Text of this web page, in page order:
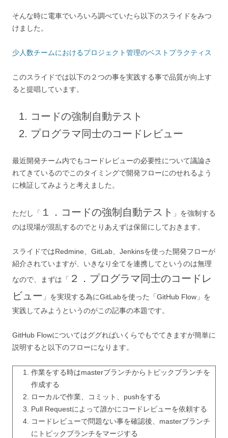
そんな時に電車でいろいろ調べていたら以下のスライドをみつ
けました。
少人数チームにおけるプロジェクト管理のベストプラクティス
このスライドでは以下の２つの事を実践する事で品質が向上す
ると提唱しています。
コードの強制自動テスト
プログラマ同士のコードレビュー
最近開発チーム内でもコードレビューの必要性について議論さ
れてきているのでこのタイミングで開発フローにのせれるよう
に検証してみようと考えました。
ただし「 １．コードの強制自動テスト
」を強制する
のは現場が混乱するのでとりあえずは保留にしておきます。
スライドではRedmine、GitLab、Jenkinsを使った開発フローが
紹介されていますが、いきなり全てを連携してというのは無理
なので、まずは「 ２．プログラマ同士のコードレ
ビュー 」を実現する為にGitLabを使った「GitHub Flow」を
実践してみようというのがこの記事の本題です。
GitHub Flowについてはググればいくらでもでてきますが簡単に
説明すると以下のフローになります。
作業をする時はmasterブランチからトピックブランチを
作成する
ローカルで作業、コミット、pushをする
Pull Requestによって誰かにコードレビューを依頼する
コードレビューで問題ない事を確認後、masterブランチ
にトピックブランチをマージする